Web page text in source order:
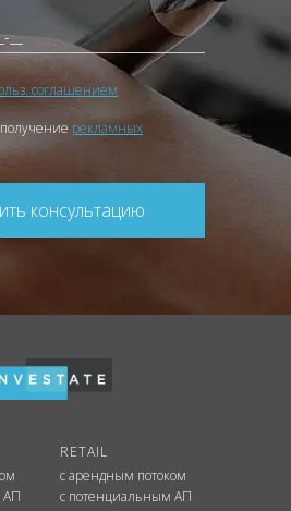
соглашением
рекламных
консультацию
АП
RETAIL
с арендным потоком
с потенциальным АП